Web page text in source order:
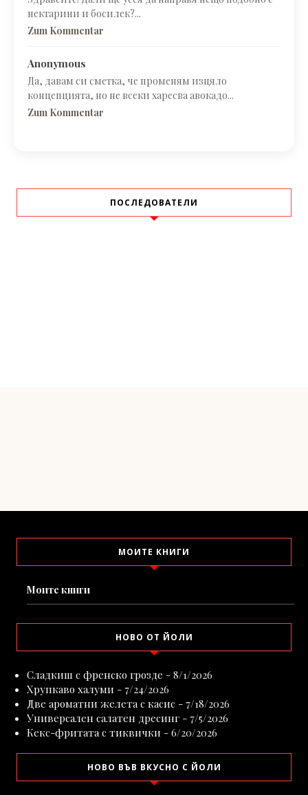
нектарини и босилек?...
Zum Kommentar
Anonymous
Да, давам си сметка, че променям изцяло
концепцията, но не всеки харесва авокадо...
Zum Kommentar
ПОСЛЕДОВАТЕЛИ
МОИТЕ КНИГИ
Моите книги
НОВО ОТ ЙОЛИ
Сладкиш с френско грозде - 8/1/2026
Хрупкаво халуми - 7/24/2026
Две ароматни желета с касис - 7/18/2026
Универсален салатен дресинг- 7/5/2026
Кекс-фритата с тиквички - 6/20/2026
НОВО ВЪВ ВКУСНО С ЙОЛИ